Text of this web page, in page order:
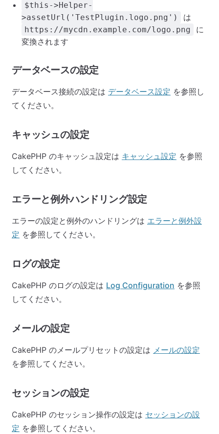
$this->Helper-
>assetUrl('TestPlugin.logo.png')
は
https://mycdn.example.com/logo.png
に
変換されます
データベースの設定
データベース接続の設定は データベース設定 を参照し
てください。
キャッシュの設定
CakePHP のキャッシュ設定は キャッシュ設定 を参照
してください。
エラーと例外ハンドリング設定
エラーの設定と例外のハンドリングは エラーと例外設
定 を参照してください。
ログの設定
CakePHP のログの設定は Log Configuration を参照
してください。
メールの設定
CakePHP のメールプリセットの設定は メールの設定
を参照してください。
セッションの設定
CakePHP のセッション操作の設定は セッションの設
定 を参照してください。